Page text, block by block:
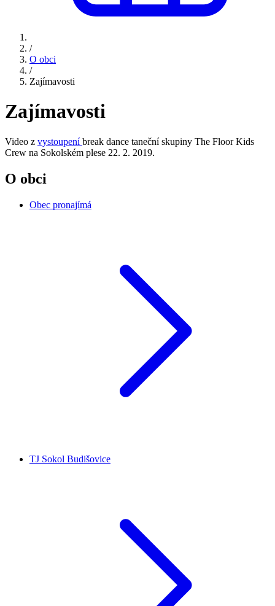
/
O obci
/
Zajímavosti
Zajímavosti
Video z vystoupeníbreak dance taneční skupiny The Floor Kids
Crew na Sokolském plese 22. 2. 2019.
O obci
Obec pronajímá
TJ Sokol Budišovice